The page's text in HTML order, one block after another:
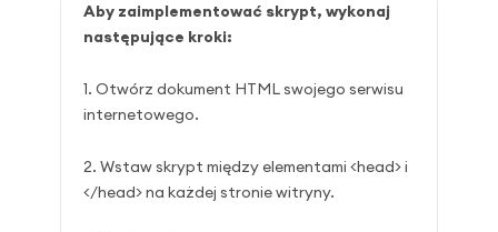
Aby zaimplementować skrypt, wykonaj
następujące kroki:
Otwórz dokument HTML swojego serwisu
internetowego.
Wstaw skrypt między elementami <head> i
</head> na każdej stronie witryny.